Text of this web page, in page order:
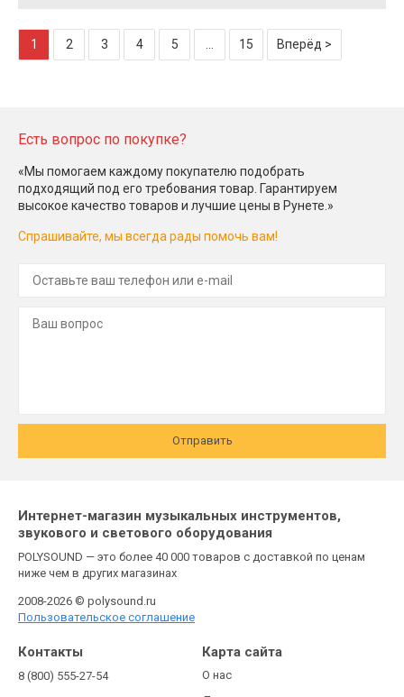
1 2 3 4 5 15 Вперёд >
Есть вопрос по покупке?
«Мы помогаем каждому покупателю подобрать
подходящий под его требования товар. Гарантируем
высокое качество товаров и лучшие цены в Рунете.»
Спрашивайте, мы всегда рады помочь вам!
Отправить
Интернет-магазин музыкальных инструментов,
звукового и светового оборудования
POLYSOUND — это более 40 000 товаров с доставкой по ценам
ниже чем в других магазинах
2008-2026 © polysound.ru
Пользовательское соглашение
Контакты
8 (800) 555-27-54
Карта сайта
О нас